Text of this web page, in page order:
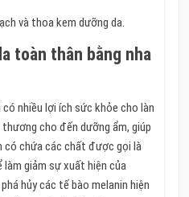
và thoa kem dưỡng da.
toàn thân bằng nha
nhiều lợi ích sức khỏe cho làn
cho đến dưỡng ẩm, giúp
có chứa các chất được gọi là
giảm sự xuất hiện của
hủy các tế bào melanin hiện